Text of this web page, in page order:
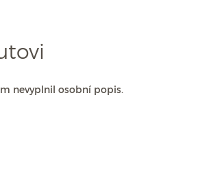
nevyplnil osobní popis.